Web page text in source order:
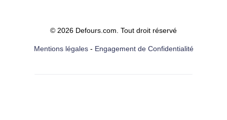
© 2026 Defours.com. Tout droit réservé
Mentions légales- Engagement de Confidentialité